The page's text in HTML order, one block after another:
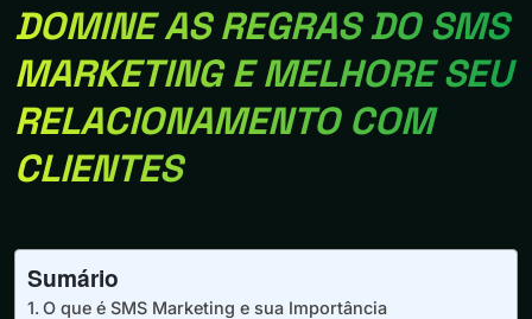
DOMINE AS REGRAS DO SMS
MARKETING E MELHORE SEU
RELACIONAMENTO COM
CLIENTES
Sumário
O que é SMS Marketing e sua Importância